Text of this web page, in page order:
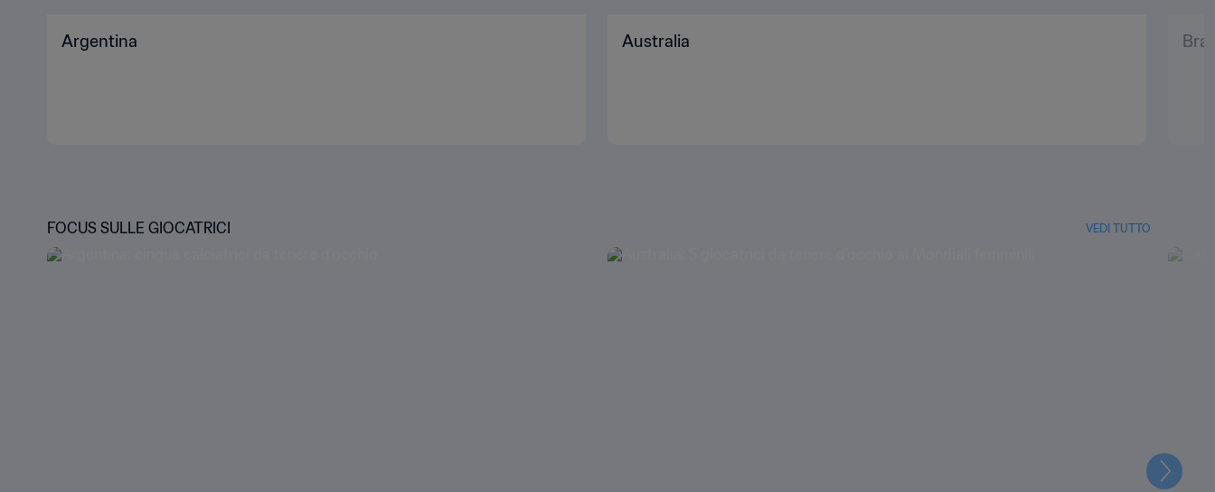
Argentina Australia
FOCUS SULLE GIOCATRICI VEDI TUTTO